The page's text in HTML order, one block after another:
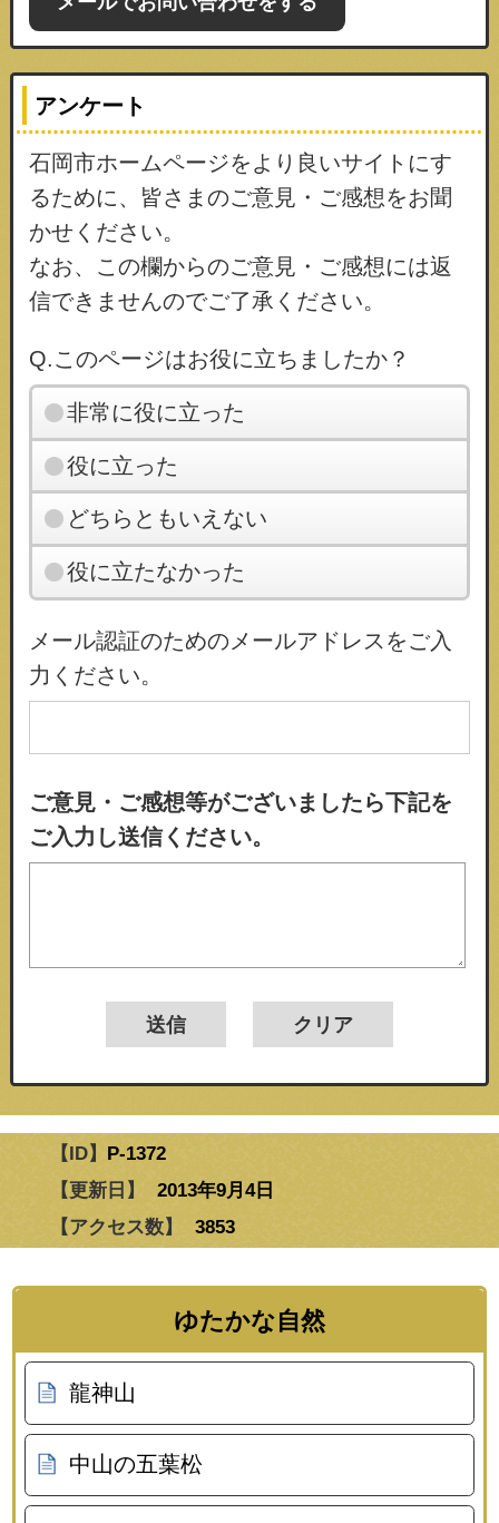
アンケート
石岡市ホームページをより良いサイトにす
るために、皆さまのご意見・ご感想をお聞
かせください。
なお、この欄からのご意見・ご感想には返
信できませんのでご了承ください。
Q.このページはお役に立ちましたか？
非常に役に立った
役に立った
どちらともいえない
役に立たなかった
メール認証のためのメールアドレスをご入
力ください。
ご意見・ご感想等がございましたら下記を
ご入力し送信ください。
【ID】
P-1372
【更新日】
2013年9月4日
【アクセス数】
3853
ゆたかな自然
龍神山
中山の五葉松